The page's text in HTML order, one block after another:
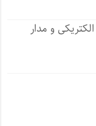
و مدار